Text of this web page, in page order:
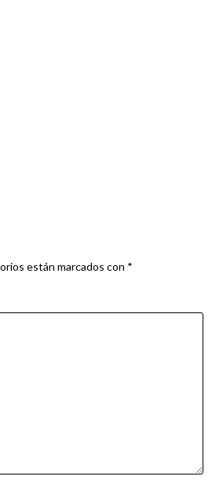
están marcados con *